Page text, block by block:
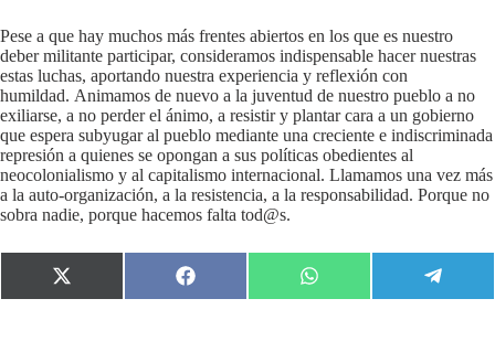
Pese a que hay muchos más frentes abiertos en los que es nuestro
deber militante participar, consideramos indispensable hacer nuestras
estas luchas, aportando nuestra experiencia y reflexión con
humildad. Animamos de nuevo a la juventud de nuestro pueblo a no
exiliarse, a no perder el ánimo, a resistir y plantar cara a un gobierno
que espera subyugar al pueblo mediante una creciente e indiscriminada
represión a quienes se opongan a sus políticas obedientes al
neocolonialismo y al capitalismo internacional. Llamamos una vez más
a la auto-organización, a la resistencia, a la responsabilidad. Porque no
sobra nadie, porque hacemos falta tod@s.
Compartir
en
Compartir
en
Compartir
en en